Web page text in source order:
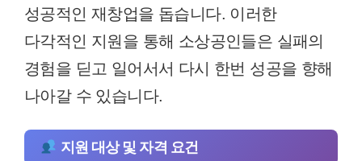
성공적인 재창업을 돕습니다. 이러한
다각적인 지원을 통해 소상공인들은 실패의
경험을 딛고 일어서서 다시 한번 성공을 향해
나아갈 수 있습니다.
지원 대상 및 자격 요건